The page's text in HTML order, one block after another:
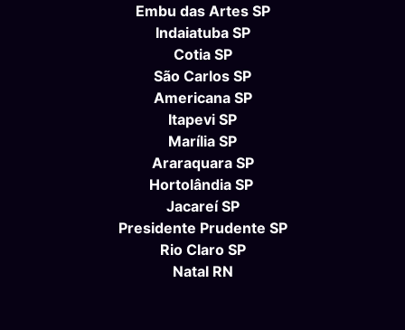
Embu das Artes SP
Indaiatuba SP
Cotia SP
São Carlos SP
Americana SP
Itapevi SP
Marília SP
Araraquara SP
Hortolândia SP
Jacareí SP
Presidente Prudente SP
Rio Claro SP
Natal RN